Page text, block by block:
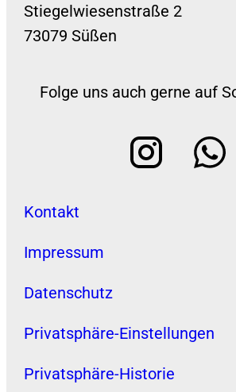
Stiegelwiesenstraße 2
73079 Süßen
Folge uns auch gerne auf
Kontakt
Impressum
Datenschutz
Privatsphäre-Einstellungen
Privatsphäre-Historie